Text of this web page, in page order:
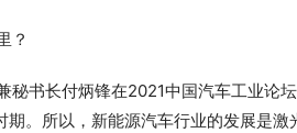
？
秘书长付炳锋在2021中国汽车工业论
期。所以，新能源汽车行业的发展是